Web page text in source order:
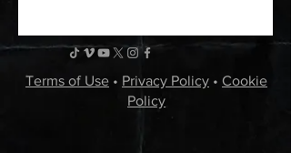
Terms of Use • Privacy Policy • Cookie
Policy